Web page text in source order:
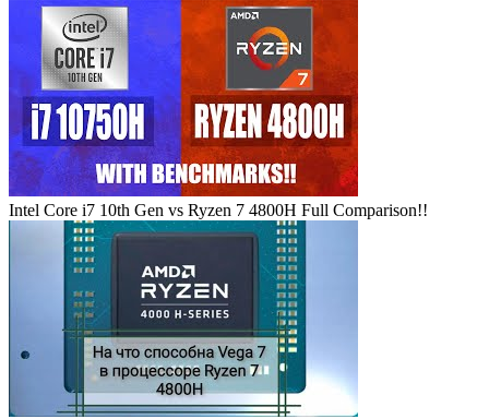
Intel Core i7 10th Gen vs Ryzen 7 4800H Full Comparison!!